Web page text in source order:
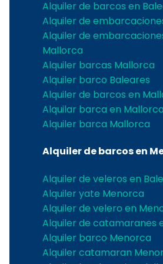
Alquiler de barcos en
Alquiler de
Alquiler de
Mallorca
Alquiler barcas Mallorca
Alquiler barco Baleares
Alquiler de barcos en
Alquilar barca en Mallorca
Alquiler barca Mallorca
Alquiler de barcos en
Alquiler de veleros en
Alquiler yate Menorca
Alquiler de velero en
Alquiler de catamaranes
Alquiler barco Menorca
Alquiler catamaran